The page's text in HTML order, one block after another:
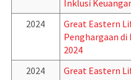
Inklusi
2024
Great Eastern
Penghargaan
2024
2024
Great Eastern